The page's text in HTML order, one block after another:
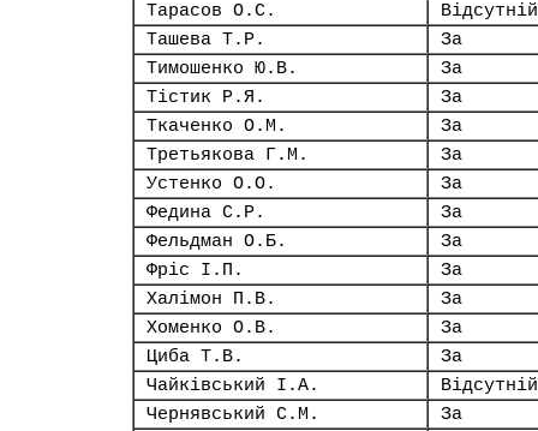
Тарасов О.С.
Відсутній
Ташева Т.Р.
За
Тимошенко Ю.В.
За
Тістик Р.Я.
За
Ткаченко О.М.
За
Третьякова Г.М.
За
Устенко О.О.
За
Федина С.Р.
За
Фельдман О.Б.
За
Фріс І.П.
За
Халімон П.В.
За
Хоменко О.В.
За
Циба Т.В.
За
Чайківський І.А.
Відсутній
Чернявський С.М.
За